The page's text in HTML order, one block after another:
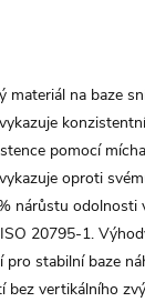
materiál na baze
pomocí
oproti
nárůstu odolnosti
20795-1.
pro stabilní baze
bez vertikálního